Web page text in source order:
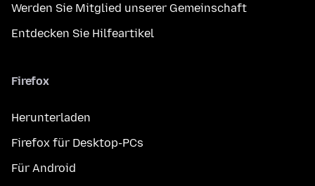
Werden Sie Mitglied unserer Gemeinschaft
Entdecken Sie Hilfeartikel
Firefox
Herunterladen
Firefox für Desktop-PCs
Für Android